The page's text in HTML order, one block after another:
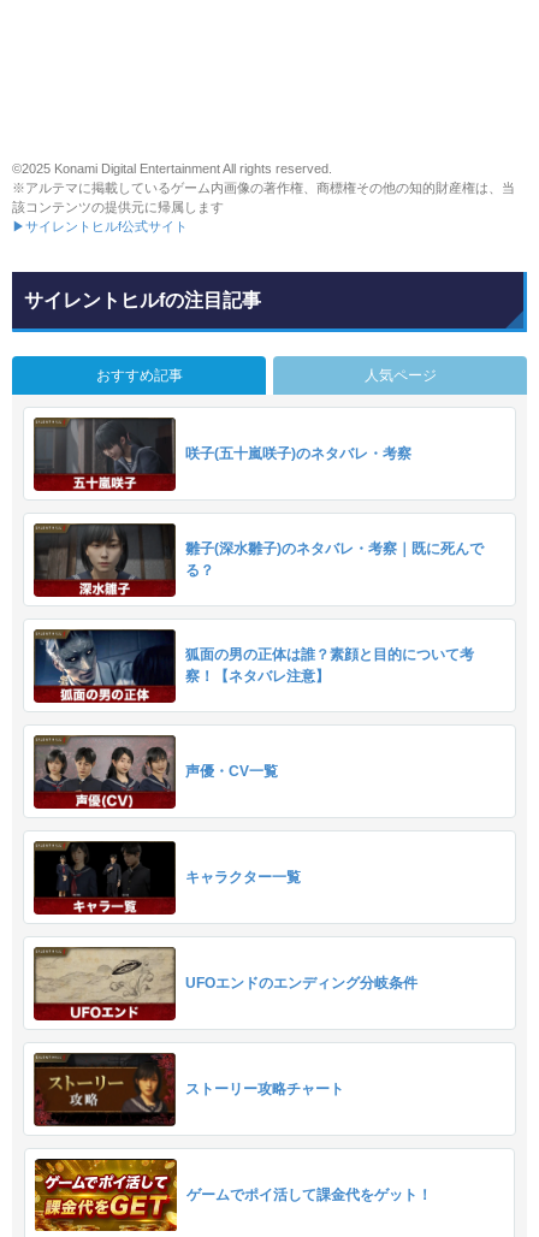
©2025 Konami Digital Entertainment All rights reserved.
※アルテマに掲載しているゲーム内画像の著作権、商標権その他の知的財産権は、当
該コンテンツの提供元に帰属します
▶サイレントヒルf公式サイト
サイレントヒルfの注目記事
おすすめ記事 人気ページ
咲子(五十嵐咲子)のネタバレ・考察
雛子(深水雛子)のネタバレ・考察｜既に死んで
る？
狐面の男の正体は誰？素顔と目的について考
察！【ネタバレ注意】
声優・CV一覧
キャラクター一覧
UFOエンドのエンディング分岐条件
ストーリー攻略チャート
ゲームでポイ活して課金代をゲット！